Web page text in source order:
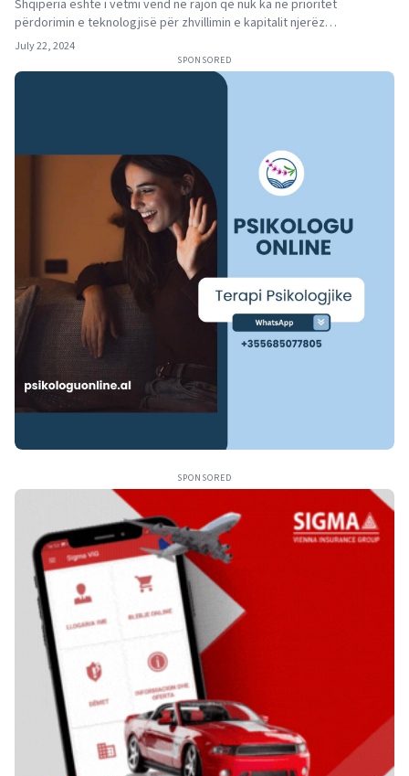
Shqipëria është i vetmi vend në rajon që nuk ka në prioritet
përdorimin e teknologjisë për zhvillimin e kapitalit njerëz…
July 22, 2024
SPONSORED
SPONSORED